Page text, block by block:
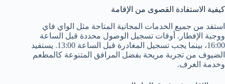
كيفية الاستفادة القصوى من الإقامة
استفد من جميع الخدمات المجانية المتاحة مثل الواي فاي
ووجبة الإفطار. أوقات تسجيل الوصول محددة قبل الساعة
16:00، بينما يجب تسجيل المغادرة قبل الساعة 13:00. يستفيد
الضيوف من تجربة مريحة بفضل المرافق المتنوعة كالمطعم
وخدمة الغرف.